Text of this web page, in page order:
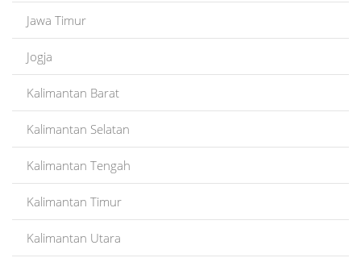
Jawa Timur
Jogja
Kalimantan Barat
Kalimantan Selatan
Kalimantan Tengah
Kalimantan Timur
Kalimantan Utara